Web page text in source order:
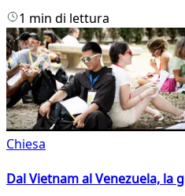
1 min di lettura
Chiesa
Dal Vietnam al Venezuela, la